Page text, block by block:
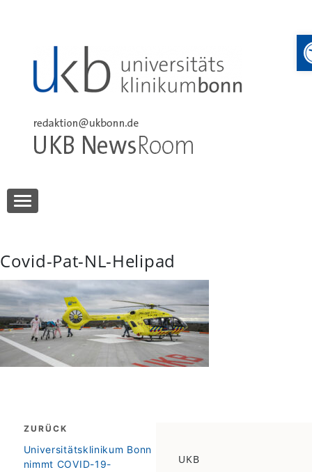
UKB NewsRoom
Covid-Pat-NL-Helipad
Beitragsnavigation
ZURÜCK
zurück
Universitätsklinikum Bonn
nimmt COVID-19-
UKB